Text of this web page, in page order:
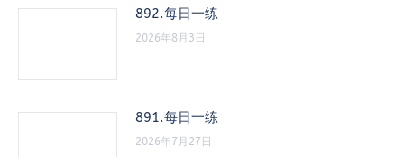
892.每日一练
2026年8月3日
891.每日一练
2026年7月27日